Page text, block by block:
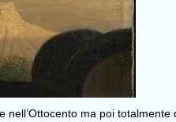
ma poi